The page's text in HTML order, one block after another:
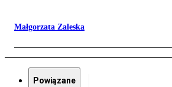
Małgorzata Zaleska
Powiązane